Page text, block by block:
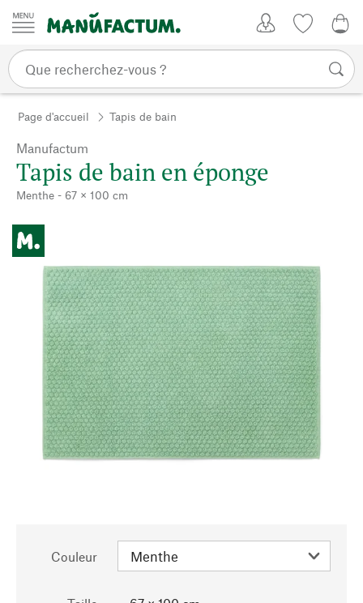
Passer au contenu
Page d'accueil Tapis de bain
Manufactum
Tapis de bain en éponge
Menthe - 67 × 100 cm
Couleur